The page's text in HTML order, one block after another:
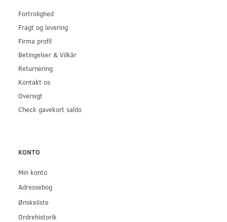
Fortrolighed
Fragt og levering
Firma profil
Betingelser & Vilkår
Returnering
Kontakt os
Oversigt
Check gavekort saldo
KONTO
Min konto
Adressebog
Ønskeliste
Ordrehistorik